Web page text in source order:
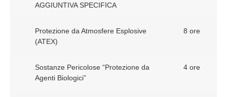
AGGIUNTIVA SPECIFICA
Protezione da Atmosfere Esplosive
(ATEX)
8 ore
Sostanze Pericolose “Protezione da
Agenti Biologici”
4 ore